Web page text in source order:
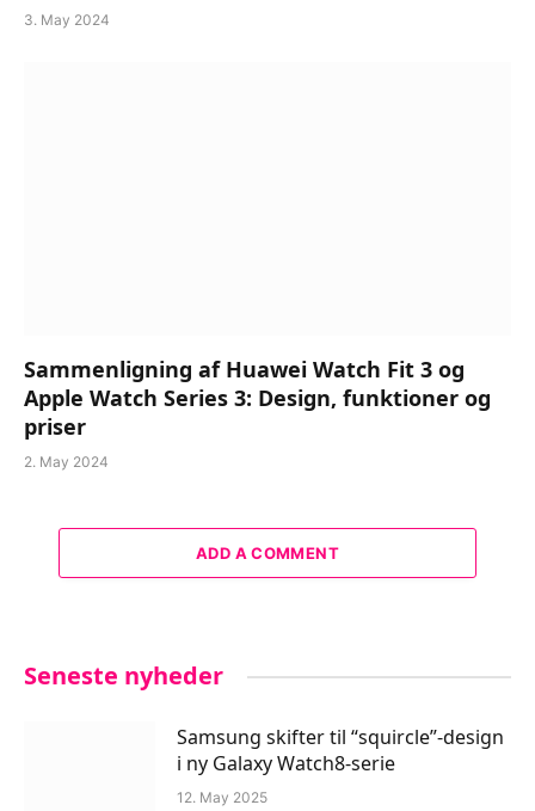
3. May 2024
Sammenligning af Huawei Watch Fit 3 og
Apple Watch Series 3: Design, funktioner og
priser
2. May 2024
ADD A COMMENT
Seneste nyheder
Samsung skifter til “squircle”-design
i ny Galaxy Watch8-serie
12. May 2025